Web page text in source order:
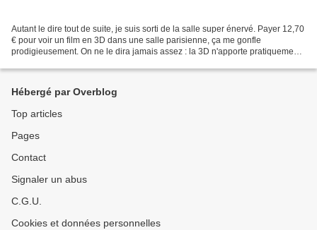
Autant le dire tout de suite, je suis sorti de la salle super énervé. Payer 12,70
€ pour voir un film en 3D dans une salle parisienne, ça me gonfle
prodigieusement. On ne le dira jamais assez : la 3D n'apporte pratiquement
Hébergé par Overblog
Top articles
Pages
Contact
Signaler un abus
C.G.U.
Cookies et données personnelles